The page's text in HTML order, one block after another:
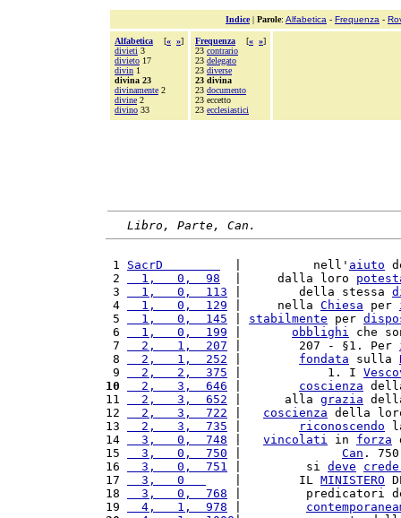
Indice| Parole: Alfabetica - Frequenza -
Alfabetica [« »]
divieti 3
divieto 17
divin 1
divina 23
divinamente 2
divine 2
divino 33
Frequenza [« »]
23 contrario
23 delegato
23 diverse
23 divina
23 documento
23 eccetto
23 ecclesiastici
Libro, Parte, Can.
1 SacrD
  |          nell'
aiuto
2
  1,   0,  98
  |     dalla loro
3
  1,   0,  113
|        della stessa
4
  1,   0,  129
|     nella Chiesa per
5
  1,   0,  145
stabilmente per
6
  1,   0,  199
obblighi che
7
  2,   1,  207
|        207 - §1. Per
8
  2,   1,  252
fondata sulla
9
  2,   2,  375
|            1. I
10
  2,   3,  646
coscienza
11
  2,   3,  652
|      alla grazia
12
  2,   3,  722
coscienza della
13
  2,   3,  735
riconoscendo
14
  3,   0,  748
vincolati in forza
15
  3,   0,  750
Can .
16
  3,   0,  751
|         si deve
17
  3,   0
    |        IL
MINISTERO
18
  3,   0,  768
|         predicatori
19
  4,   1,  978